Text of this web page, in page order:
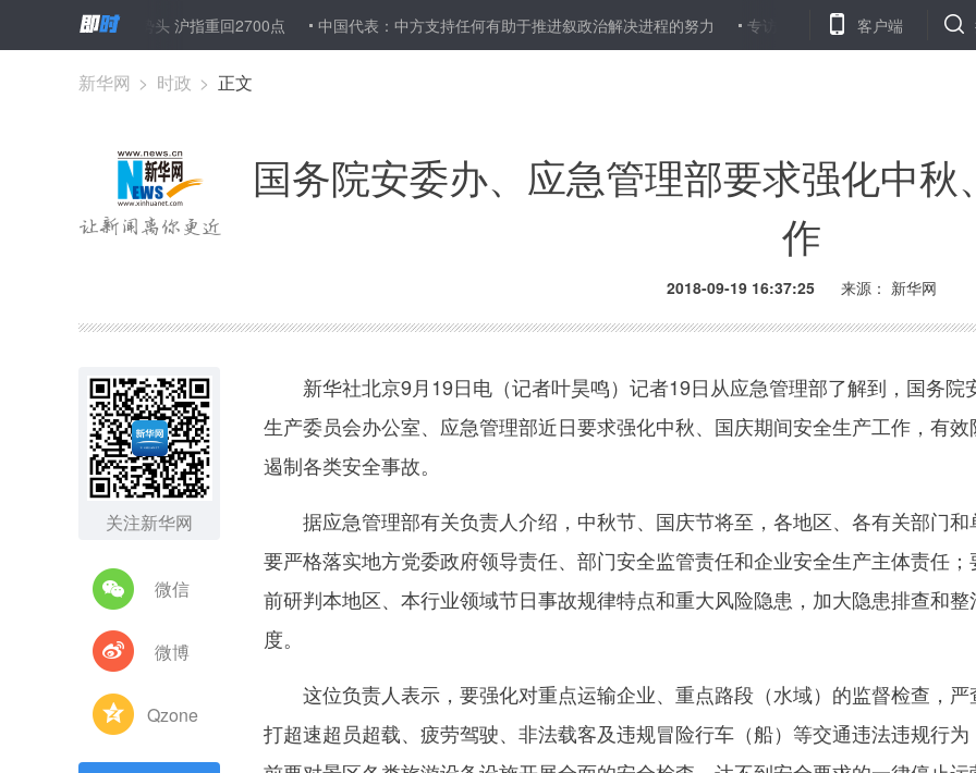
A股延续反弹势头 沪指重回2700点 中国代表：中方支持任何有助于推进叙政治解决进程的努力 专访：“一带一路”倡议引领中白不断扩
客户端
新华网 > 时政 > 正文
国务院安委办、应急管理部要求强化中
作
2018-09-19 16:37:25 来源： 新华网
关注新华网
微信
微博
Qzone
新华社北京9月19日电（记者叶昊鸣）记者19日从应急管理部了解到，国务院
生产委员会办公室、应急管理部近日要求强化中秋、国庆期间安全生产工作，有效
遏制各类安全事故。
据应急管理部有关负责人介绍，中秋节、国庆节将至，各地区、各有关部门和
要严格落实地方党委政府领导责任、部门安全监管责任和企业安全生产主体责任；
前研判本地区、本行业领域节日事故规律特点和重大风险隐患，加大隐患排查和整
度。
这位负责人表示，要强化对重点运输企业、重点路段（水域）的监督检查，严
打超速超员超载、疲劳驾驶、非法载客及违规冒险行车（船）等交通违法违规行为